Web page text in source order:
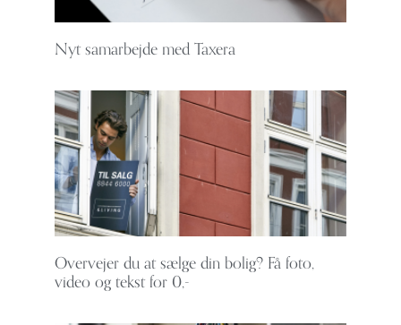
Nyt samarbejde med Taxera
Overvejer du at sælge din bolig? Få foto,
video og tekst for 0,-